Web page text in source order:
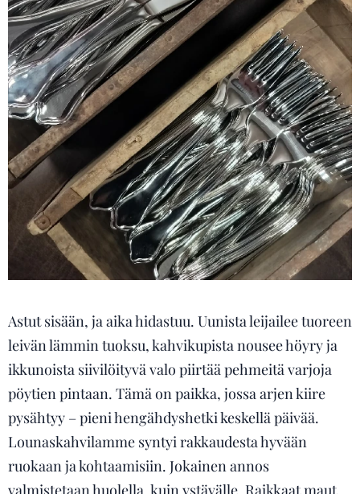
Astut sisään, ja aika hidastuu. Uunista leijailee tuoreen
leivän lämmin tuoksu, kahvikupista nousee höyry ja
ikkunoista siivilöityvä valo piirtää pehmeitä varjoja
pöytien pintaan. Tämä on paikka, jossa arjen kiire
pysähtyy – pieni hengähdyshetki keskellä päivää.
Lounaskahvilamme syntyi rakkaudesta hyvään
ruokaan ja kohtaamisiin. Jokainen annos
valmistetaan huolella, kuin ystävälle. Raikkaat maut,